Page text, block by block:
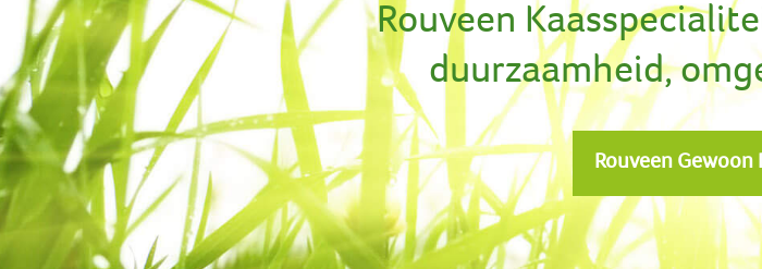
Rouveen
duurzaamheid,
Rouveen Gewoon